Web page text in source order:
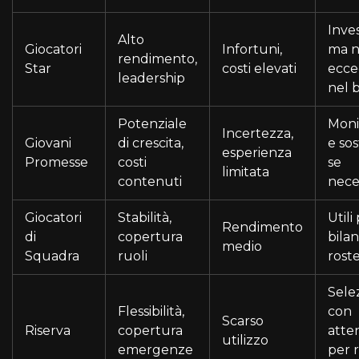
Giocatori
Star
Alto
rendimento,
leadership
Infortuni,
costi elevati
ma
nel
Giovani
Promesse
Potenziale
di crescita,
costi
contenuti
Incertezza,
esperienza
limitata
e
se
Giocatori
di
Squadra
Stabilità,
copertura
ruoli
Rendimento
medio
Utili
Riserva
Flessibilità,
copertura
emergenze
Scarso
utilizzo
con
per